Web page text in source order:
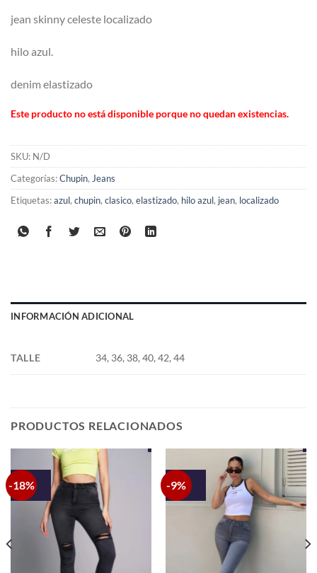
jean skinny celeste localizado
hilo azul.
denim elastizado
Este producto no está disponible porque no quedan existencias.
SKU: N/D
Categorías:Chupin, Jeans
Etiquetas:azul, chupin, clasico, elastizado, hilo azul, jean, localizado
INFORMACIÓN ADICIONAL
TALLE 34, 36, 38, 40, 42, 44
PRODUCTOS RELACIONADOS
-18% -9%